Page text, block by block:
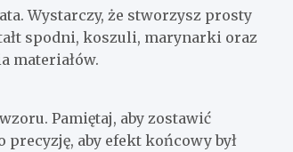
Wystarczy, że stworzysz prosty
spodni, koszuli, marynarki oraz
materiałów.
Pamiętaj, aby zostawić
aby efekt końcowy był